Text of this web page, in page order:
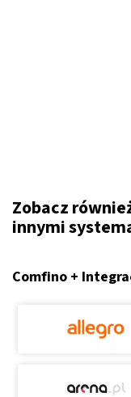
Zobacz
innymi
Comfino +